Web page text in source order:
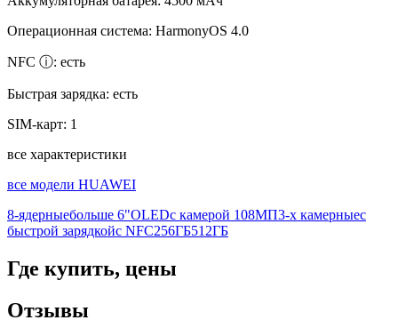
Операционная система: HarmonyOS 4.0
NFC ⓘ: есть
Быстрая зарядка: есть
SIM-карт: 1
все характеристики
все модели HUAWEI
8-ядерныебольше 6"OLEDс камерой 108МП3-х камерныес
быстрой зарядкойс NFC256ГБ512ГБ
Где купить, цены
Отзывы